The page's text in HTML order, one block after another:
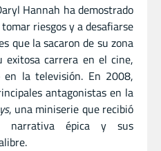
Hannah ha demostrado
riesgos y a desafiarse
que la sacaron de su zona
exitosa carrera en el cine,
en la televisión. En 2008,
antagonistas en la
, una miniserie que recibió
narrativa épica y sus